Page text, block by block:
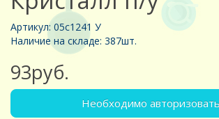
Артикул: 05с1241 У
Наличие на складе: 387шт.
93руб.
Необходимо